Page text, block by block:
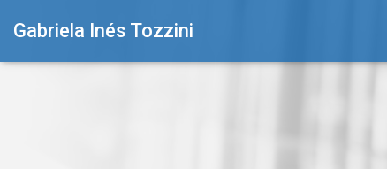
Gabriela Inés Tozzini